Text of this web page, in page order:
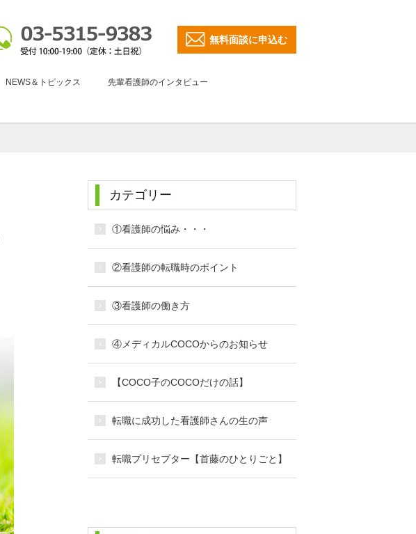
無料面談に申込む
NEWS＆トピックス 先輩看護師のインタビュー
カテゴリー
①看護師の悩み・・・
②看護師の転職時のポイント
③看護師の働き方
④メディカルCOCOからのお知らせ
【COCO子のCOCOだけの話】
転職に成功した看護師さんの生の声
転職プリセプター【首藤のひとりごと】